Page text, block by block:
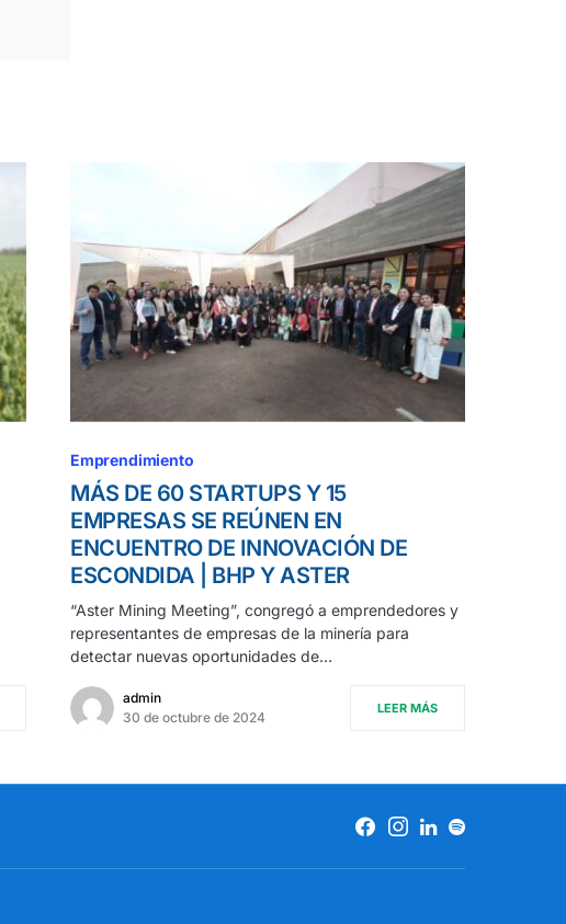
Emprendimiento
MÁS DE 60 STARTUPS Y 15
EMPRESAS SE REÚNEN EN
ENCUENTRO DE INNOVACIÓN DE
ESCONDIDA | BHP Y ASTER
“Aster Mining Meeting”, congregó a emprendedores y
representantes de empresas de la minería para
detectar nuevas oportunidades de…
admin
30 de octubre de 2024
LEER MÁS